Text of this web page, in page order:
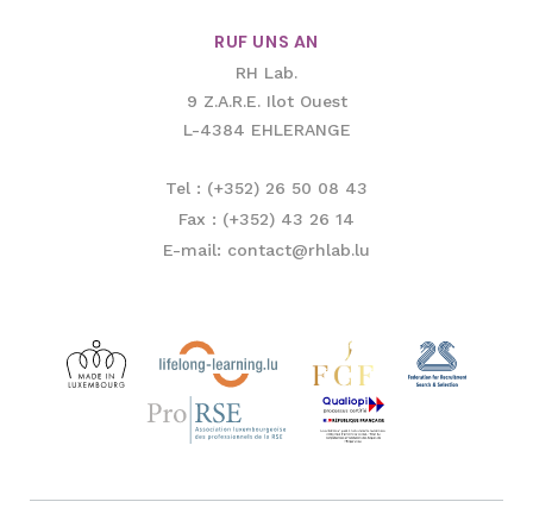
RUF UNS AN
RH Lab.
9 Z.A.R.E. Ilot Ouest
L-4384 EHLERANGE
Tel : (+352) 26 50 08 43
Fax : (+352) 43 26 14
E-mail: contact@rhlab.lu